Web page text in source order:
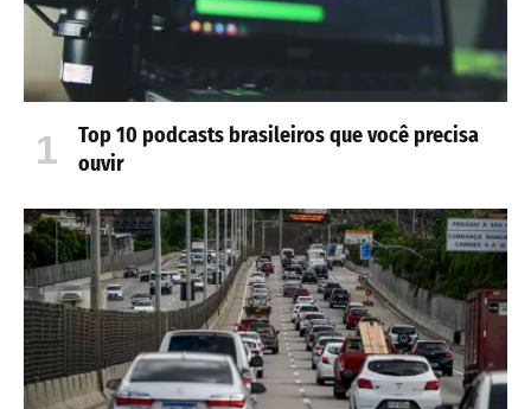
Top 10 podcasts brasileiros que você precisa
ouvir